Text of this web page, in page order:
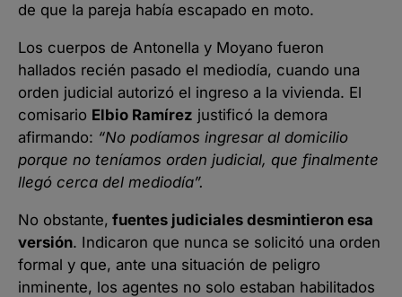
de que la pareja había escapado en moto.
Los cuerpos de Antonella y Moyano fueron
hallados recién pasado el mediodía, cuando una
orden judicial autorizó el ingreso a la vivienda. El
comisario Elbio Ramírez justificó la demora
afirmando: “No podíamos ingresar al domicilio
porque no teníamos orden judicial, que finalmente
llegó cerca del mediodía”.
No obstante, fuentes judiciales desmintieron esa
versión. Indicaron que nunca se solicitó una orden
formal y que, ante una situación de peligro
inminente, los agentes no solo estaban habilitados